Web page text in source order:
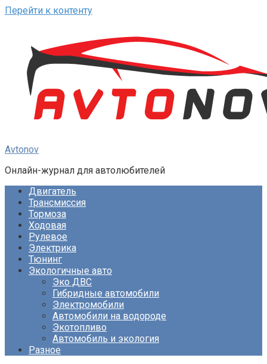
Перейти к контенту
Avtonov
Онлайн-журнал для автолюбителей
Двигатель
Трансмиссия
Тормоза
Ходовая
Рулевое
Электрика
Тюнинг
Экологичные авто
Эко ДВС
Гибридные автомобили
Электромобили
Автомобили на водороде
Экотопливо
Автомобиль и экология
Разное